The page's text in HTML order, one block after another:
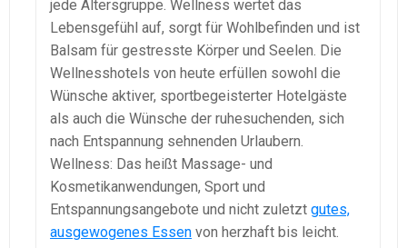
jede Altersgruppe. Wellness wertet das
Lebensgefühl auf, sorgt für Wohlbefinden und ist
Balsam für gestresste Körper und Seelen. Die
Wellnesshotels von heute erfüllen sowohl die
Wünsche aktiver, sportbegeisterter Hotelgäste
als auch die Wünsche der ruhesuchenden, sich
nach Entspannung sehnenden Urlaubern.
Wellness: Das heißt Massage- und
Kosmetikanwendungen, Sport und
Entspannungsangebote und nicht zuletzt gutes,
ausgewogenes Essen von herzhaft bis leicht.